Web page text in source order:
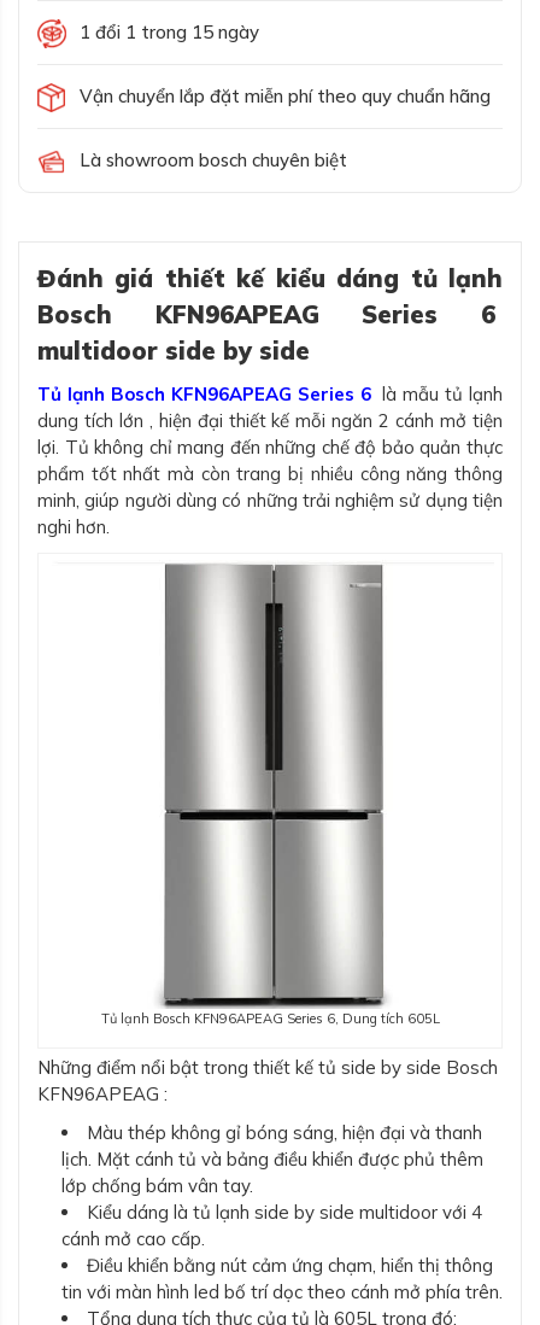
1 đổi 1 trong 15 ngày
Vận chuyển lắp đặt miễn phí theo quy chuẩn hãng
Là showroom bosch chuyên biệt
Đánh giá thiết kế kiểu dáng tủ lạnh
Bosch KFN96APEAG Series 6
multidoor side by side
Tủ lạnh Bosch KFN96APEAG Series 6 là mẫu tủ lạnh
dung tích lớn , hiện đại thiết kế mỗi ngăn 2 cánh mở tiện
lợi. Tủ không chỉ mang đến những chế độ bảo quản thực
phẩm tốt nhất mà còn trang bị nhiều công năng thông
minh, giúp người dùng có những trải nghiệm sử dụng tiện
nghi hơn.
Tủ lạnh Bosch KFN96APEAG Series 6, Dung tích 605L
Những điểm nổi bật trong thiết kế tủ side by side Bosch
KFN96APEAG :
Màu thép không gỉ bóng sáng, hiện đại và thanh
lịch. Mặt cánh tủ và bảng điều khiển được phủ thêm
lớp chống bám vân tay.
Kiểu dáng là tủ lạnh side by side multidoor với 4
cánh mở cao cấp.
Điều khiển bằng nút cảm ứng chạm, hiển thị thông
tin với màn hình led bố trí dọc theo cánh mở phía trên.
Tổng dung tích thực của tủ là 605L trong đó: